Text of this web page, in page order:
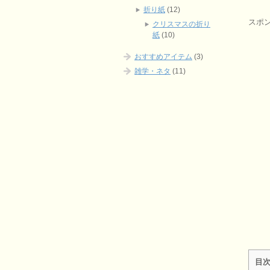
スポ
目
折り紙 (12)
クリスマスの折り
紙 (10)
おすすめアイテム (3)
雑学・ネタ (11)